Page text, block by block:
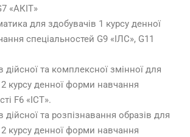
«АКІТ»
для здобувачів 1 курсу денної
спеціальностей G9 «ІЛС», G11
дійсної та комплексної змінної для
2 курсу денної форми навчання
F6 «ІСТ».
дійсної та розпізнавання образів для
2 курсу денної форми навчання